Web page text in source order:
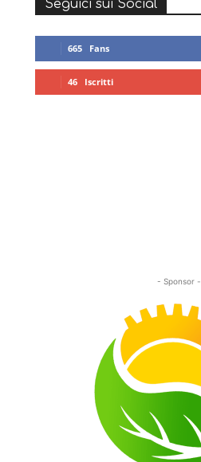
Seguici sui Social
665 Fans
46 Iscritti
- Sponsor -